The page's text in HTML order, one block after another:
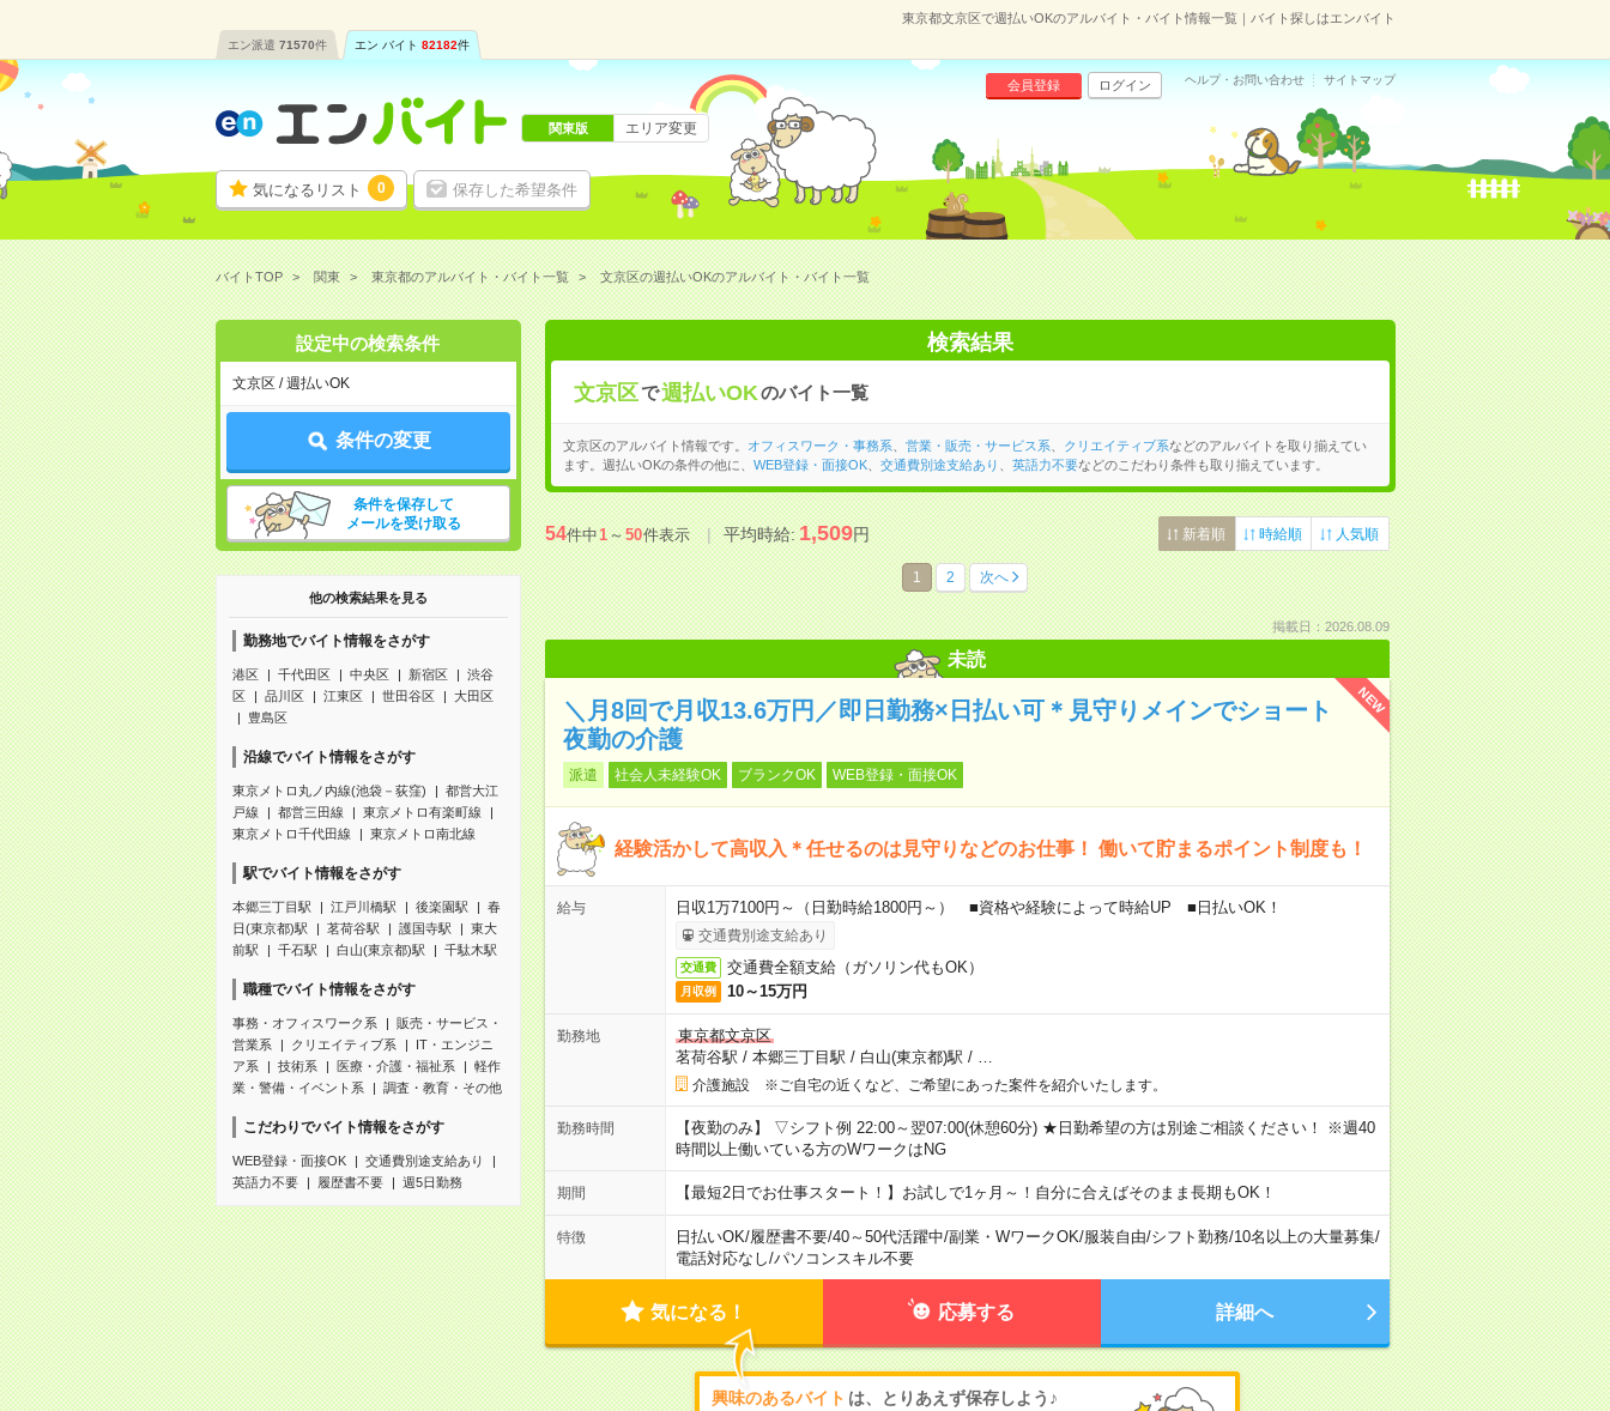
東京都文京区で週払いOKのアルバイト・バイト情報一覧｜バイト探しはエンバイト
エン派遣 71570件 エン バイト 82182件
気になるリスト 0 保存した希望条件
会員登録 ログイン ヘルプ・お問い合わせ サイトマップ
関東版 エリア変更
バイトTOP 関東 東京都のアルバイト・バイト一覧 文京区の週払いOKのアルバイト・バイト一覧
設定中の検索条件
文京区 / 週払いOK
条件の変更
条件を保存して
メールを受け取る
他の検索結果を見る
勤務地でバイト情報をさがす
港区 千代田区 中央区 新宿区
渋谷
区
品川区 江東区 世田谷区
大田区
豊島区
沿線でバイト情報をさがす
東京メトロ丸ノ内線(池袋－荻窪)
都営大江
戸線
都営三田線
東京メトロ有楽町線
東京メトロ千代田線
東京メトロ南北線
駅でバイト情報をさがす
本郷三丁目駅 江戸川橋駅 後楽園駅
春
日(東京都)駅
茗荷谷駅 護国寺駅
東大
前駅
千石駅 白山(東京都)駅 千駄木駅
職種でバイト情報をさがす
事務・オフィスワーク系
販売・サービス・
営業系
クリエイティブ系
IT・エンジニ
ア系
技術系 医療・介護・福祉系
軽作
業・警備・イベント系
調査・教育・その他
こだわりでバイト情報をさがす
WEB登録・面接OK
交通費別途支給あり
英語力不要
履歴書不要 週5日勤務
検索結果
文京区で週払いOKのバイト一覧
文京区のアルバイト情報です。 オフィスワーク・事務系 営業・販売・サービス系 クリエイティブ系などのアルバイトを取り揃えてい
ます。週払いOKの条件の他に、 WEB登録・面接OK、 交通費別途支給あり 英語力不要などのこだわり条件も取り揃えています。
54件中1～50件表示 平均時給:1,509円 新着順 時給順 人気順
1 2 次へ
掲載日：2026.08.09
未読
NEW
＼月8回で月収13.6万円／即日勤務×日払い可＊見守りメインでショート
夜勤の介護
派遣 社会人未経験OK ブランクOK WEB登録・面接OK
経験活かして高収入＊任せるのは見守りなどのお仕事！ 働いて貯まるポイント制度も！
給与 日収1万7100円～（日勤時給1800円～） ■資格や経験によって時給UP ■日払いOK！
交通費別途支給あり
交通費 交通費全額支給（ガソリン代もOK）
月収例 10～15万円
勤務地
東京都文京区
茗荷谷駅 / 本郷三丁目駅 / 白山(東京都)駅 /
介護施設 ※ご自宅の近くなど、ご希望にあった案件を紹介いたします。
勤務時間
【夜勤のみ】 ▽シフト例 22:00～翌07:00(休憩60分) ★日勤希望の方は別途ご相談ください！ ※週40
時間以上働いている方のWワークはNG
期間 【最短2日でお仕事スタート！】お試しで1ヶ月～！自分に合えばそのまま長期もOK！
特徴 日払いOK/履歴書不要/40～50代活躍中/副業・WワークOK/服装自由/シフト勤務/10名以上の大量募集/
電話対応なし/パソコンスキル不要
気になる！ 応募する 詳細へ
興味のあるバイト は、とりあえず保存しよう♪